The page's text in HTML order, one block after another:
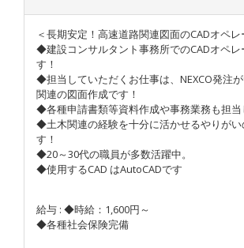
＜長期安定！高速道路関連図面のCADオペレ
◆建設コンサルタント事務所でのCADオペ
す！
◆担当していただくお仕事は、NEXCO発注
関連の図面作成です！
◆各種申請書類等資料作成や事務業務も担当
◆土木関連の経験を十分に活かせるやりが
す！
◆20～30代の職員が多数活躍中。
◆使用するCAD はAutoCADです
給与 : ◆時給：1,600円～
◆各種社会保険完備